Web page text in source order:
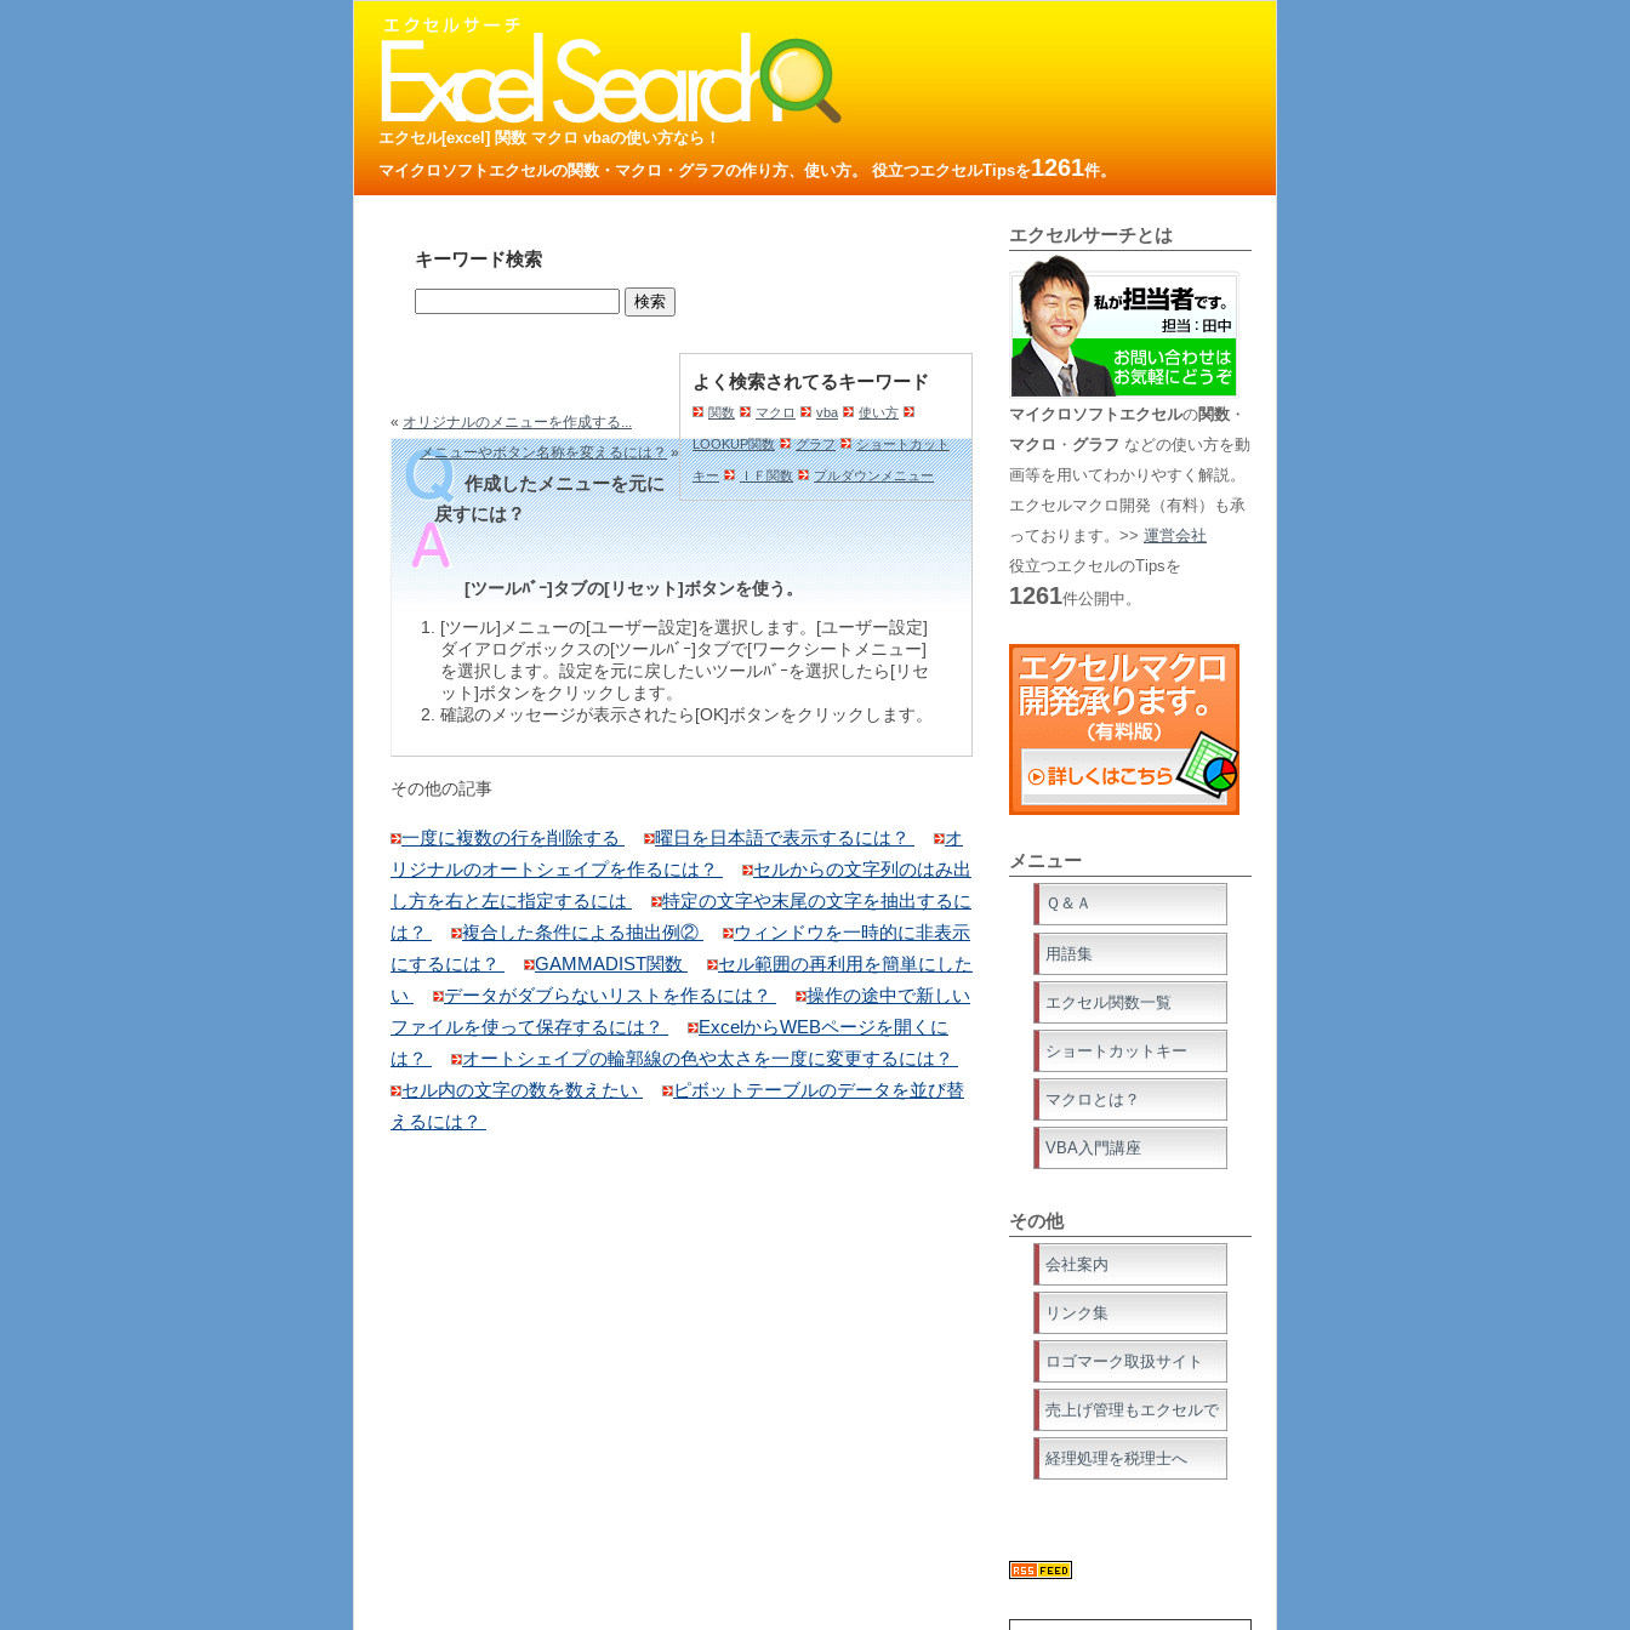
エクセル[excel] 関数 マクロ vbaの使い方なら！
マイクロソフトエクセルの関数・マクロ・グラフの作り方、使い方。 役立つエクセルTipsを1261件。
キーワード検索
よく検索されてるキーワード
関数 マクロ vba 使い方
LOOKUP関数 グラフ ショートカット
キー ＩＦ関数 プルダウンメニュー
« オリジナルのメニューを作成する...
メニューやボタン名称を変えるには？»
作成したメニューを元に
戻すには？
[ツールﾊﾞｰ]タブの[リセット]ボタンを使う。
[ツール]メニューの[ユーザー設定]を選択します。[ユーザー設定]
ダイアログボックスの[ツールﾊﾞｰ]タブで[ワークシートメニュー]
を選択します。設定を元に戻したいツールﾊﾞｰを選択したら[リセ
ット]ボタンをクリックします。
確認のメッセージが表示されたら[OK]ボタンをクリックします。
その他の記事
一度に複数の行を削除する 曜日を日本語で表示するには？
オ
リジナルのオートシェイプを作るには？
セルからの文字列のはみ出
し方を右と左に指定するには
特定の文字や末尾の文字を抽出するに
は？
複合した条件による抽出例②
ウィンドウを一時的に非表示
にするには？
GAMMADIST関数
セル範囲の再利用を簡単にした
い
データがダブらないリストを作るには？
操作の途中で新しい
ファイルを使って保存するには？
ExcelからWEBページを開くに
は？
オートシェイプの輪郭線の色や太さを一度に変更するには？
セル内の文字の数を数えたい
ピボットテーブルのデータを並び替
えるには？
エクセルサーチとは
マイクロソフトエクセルの関数 ・
マクロ ・ グラフ などの使い方を動
画等を用いてわかりやすく解説。
エクセルマクロ開発（有料）も承
っております。>> 運営会社
役立つエクセルのTipsを
1261件公開中。
メニュー
Ｑ＆Ａ
用語集
エクセル関数一覧
ショートカットキー
マクロとは？
VBA入門講座
その他
会社案内
リンク集
ロゴマーク取扱サイト
売上げ管理もエクセルで
経理処理を税理士へ